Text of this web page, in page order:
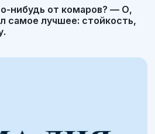
нибудь от комаров? — О,
самое лучшее: стойкость,